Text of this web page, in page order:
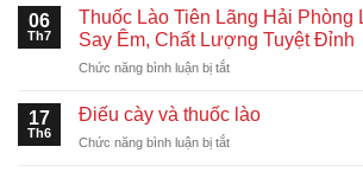
Singapore
Nhanh
Chóng
–
Toàn
lào,
Điếu
Cày
Hỏa
Khu
Hồ
06
Th7
Thuốc Lào Tiên Lãng Hải Phòng
Say Êm, Chất Lượng Tuyệt Đỉnh
Chức năng bình luận bị tắtở
Lào
Lãng
17
Th6
Điếu cày và thuốc lào
Chức năng bình luận bị tắtở